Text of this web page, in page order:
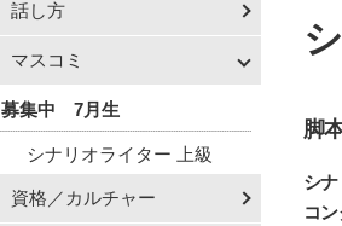
話し方
マスコミ
募集中 7月生
シナリオライター 上級
資格／カルチャー
脚
シ
コ